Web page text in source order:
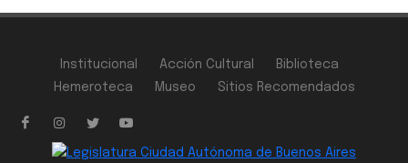
Institucional Acción Cultural
Biblioteca
Hemeroteca
Museo Sitios Recomendados